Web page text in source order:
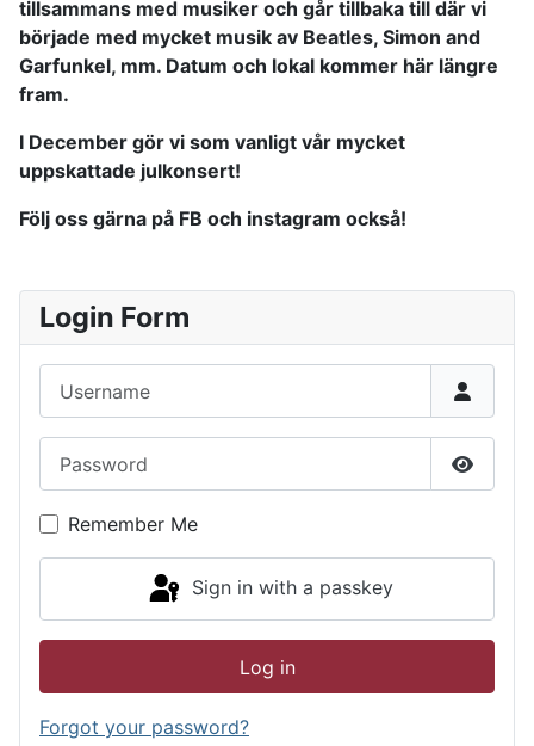
tillsammans med musiker och går tillbaka till där vi
började med mycket musik av Beatles, Simon and
Garfunkel, mm. Datum och lokal kommer här längre
fram.
I December gör vi som vanligt vår mycket
uppskattade julkonsert!
Följ oss gärna på FB och instagram också!
Login Form
Show
Remember Me
Sign in with a passkey
Log in
Forgot your password?